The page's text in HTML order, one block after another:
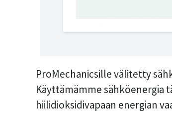
ProMechanicsille välitetty
Käyttämämme sähköenergia
hiilidioksidivapaan energian